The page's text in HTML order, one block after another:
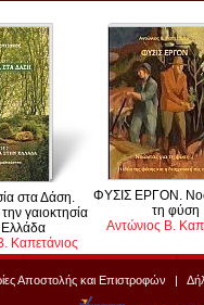
στα Δάση.
γαιοκτησία
Ελλάδα
Καπετάνιος
ΦΥΣΙΣ ΕΡΓΟΝ.
τη φύση
Αντώνιος Β.
Αποστολής και Επιστροφών